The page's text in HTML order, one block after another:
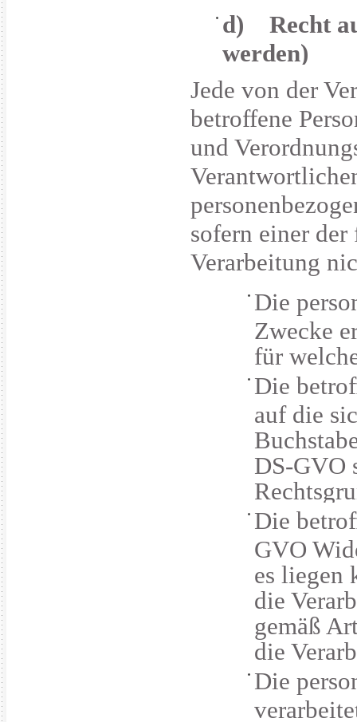
d) Recht
werden)
Jede von der
betroffene
und
sofern einer
Verarbeitung
Die
Zwecke
für
Die
auf die
DS-GVO
Die
GVO
es liegen
die
gemäß
die
Die